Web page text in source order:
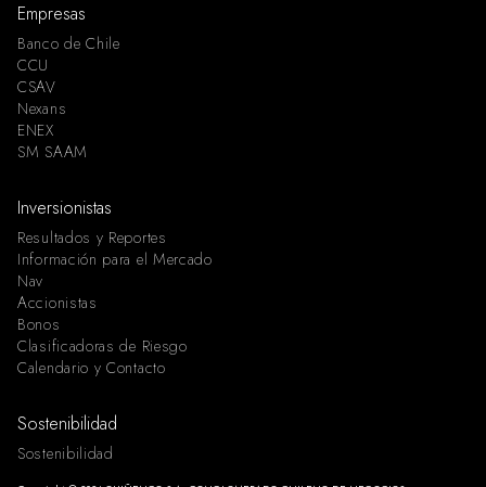
Empresas
Banco de Chile
CCU
CSAV
Nexans
ENEX
SM SAAM
Inversionistas
Resultados y Reportes
Información para el Mercado
Nav
Accionistas
Bonos
Clasificadoras de Riesgo
Calendario y Contacto
Sostenibilidad
Sostenibilidad